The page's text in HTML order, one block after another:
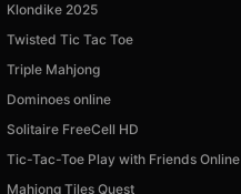
Klondike 2025
Twisted Tic Tac Toe
Triple Mahjong
Dominoes online
Solitaire FreeCell HD
Tic-Tac-Toe Play with Friends Online
Mahjong Tiles Quest